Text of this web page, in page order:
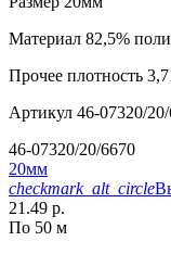
Материал 82,5%
Прочее плотность
Артикул 46-07320/
46-07320/20/6670
20мм
checkmark_alt_circle
21.49 р.
По 50 м